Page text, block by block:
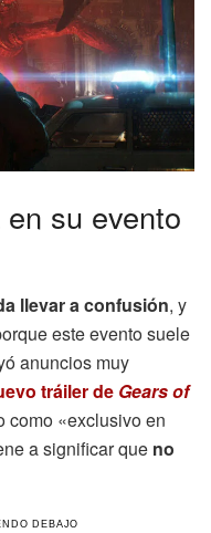
su evento
llevar a confusión, y
este evento suele
anuncios muy
tráiler de Gears of
como «exclusivo en
a significar que no